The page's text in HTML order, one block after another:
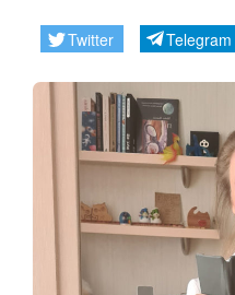
Twitter Telegram